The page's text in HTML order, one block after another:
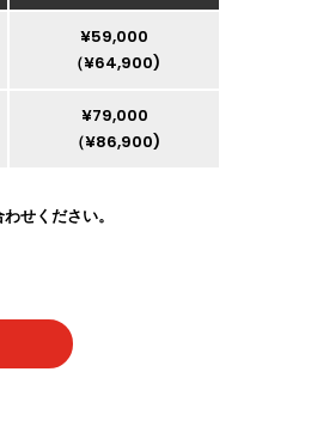
¥59,000
（¥64,900)
¥79,000
（¥86,900)
せください。